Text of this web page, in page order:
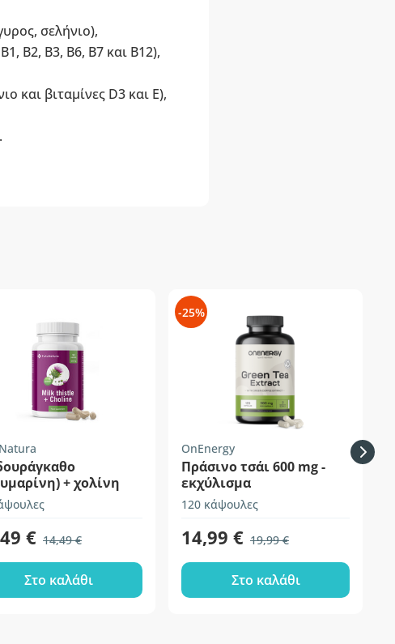
σελήνιο),
B2, B3, B6, B7 και B12),
και βιταμίνες D3 και E),
+ χολίνη
€ 14,49 €
Στο καλάθι
-25%
OnEnergy
Πράσινο τσάι 600 mg -
εκχύλισμα
120 κάψουλες
14,99 € 19,99 €
Στο καλάθι